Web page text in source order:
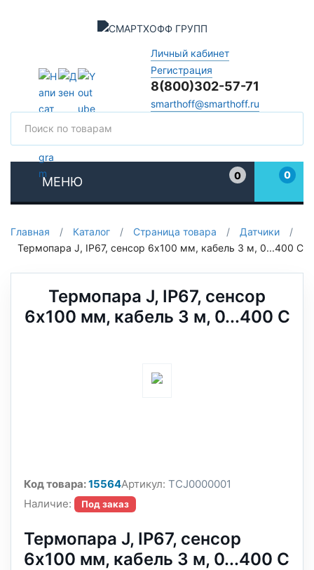
Личный кабинет
Регистрация
8(800)302-57-71
smarthoff@smarthoff.ru
МЕНЮ
0
0
Главная / Каталог / Страница товара / Датчики
/
Термопара J, IP67, сенсор 6x100 мм, кабель 3 м, 0...400 C
Термопара J, IP67, сенсор
6x100 мм, кабель 3 м, 0...400 C
Код товара:15564Артикул: TCJ0000001
Наличие:
Под заказ
Термопара J, IP67, сенсор
6x100 мм, кабель 3 м, 0...400 C